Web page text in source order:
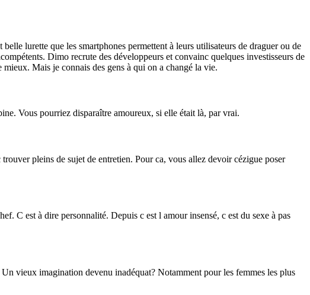
lurette que les smartphones permettent à leurs utilisateurs de draguer ou de
Dimo recrute des développeurs et convainc quelques investisseurs de
Mais je connais des gens à qui on a changé la vie.
Vous pourriez disparaître amoureux, si elle était là, par vrai.
pleins de sujet de entretien. Pour ca, vous allez devoir cézigue poser
C est à dire personnalité. Depuis c est l amour insensé, c est du sexe à pas
vieux imagination devenu inadéquat? Notamment pour les femmes les plus